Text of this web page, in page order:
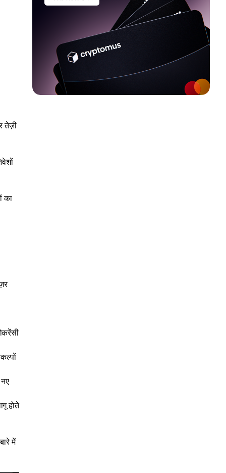
तेज़ी
का
होते
में